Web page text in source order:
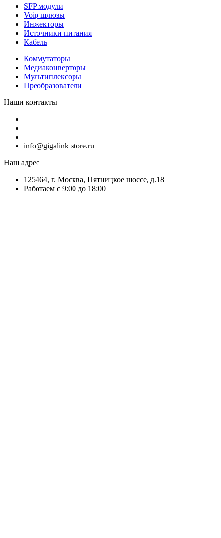
SFP модули
Voip шлюзы
Инжекторы
Источники питания
Кабель
Коммутаторы
Медиаконверторы
Мультиплексоры
Преобразователи
Наши контакты
info@gigalink-store.ru
Наш адрес
125464, г. Москва, Пятницкое шоссе, д.18
Работаем с 9:00 до 18:00